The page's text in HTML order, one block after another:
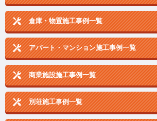
倉庫・物置施工事例一覧
アパート・マンション施工事例一覧
商業施設施工事例一覧
別荘施工事例一覧